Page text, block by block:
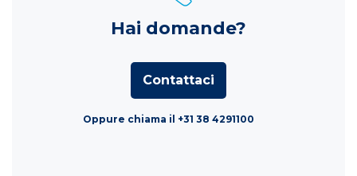
Hai domande?
Contattaci
Oppure chiama il +31 38 4291100